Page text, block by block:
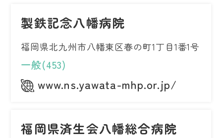
製鉄記念八幡病院
福岡県北九州市八幡東区春の町1丁目1番1号
一般(453)
www.ns.yawata-mhp.or.jp/
福岡県済生会八幡総合病院